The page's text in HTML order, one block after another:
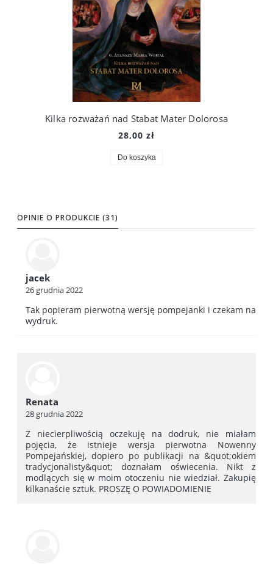
Kilka rozważań nad Stabat Mater Dolorosa
28,00 zł
Do koszyka
OPINIE O PRODUKCIE (31)
jacek
26 grudnia 2022
Tak popieram pierwotną wersję pompejanki i czekam na
wydruk.
Renata
28 grudnia 2022
Z niecierpliwością oczekuję na dodruk, nie miałam
pojęcia, że istnieje wersja pierwotna Nowenny
Pompejańskiej, dopiero po publikacji na &quot;okiem
tradycjonalisty&quot; doznałam oświecenia. Nikt z
modlących się w moim otoczeniu nie wiedział. Zakupię
kilkanaście sztuk. PROSZĘ O POWIADOMIENIE